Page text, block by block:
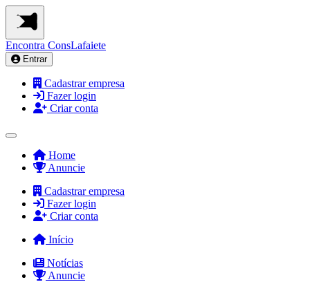
Encontra ConsLafaiete
Entrar
Cadastrar empresa
Fazer login
Criar conta
Home
Anuncie
Cadastrar empresa
Fazer login
Criar conta
Início
Notícias
Anuncie